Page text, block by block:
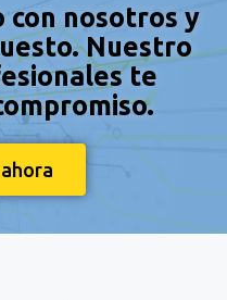
con nosotros y
Nuestro
te